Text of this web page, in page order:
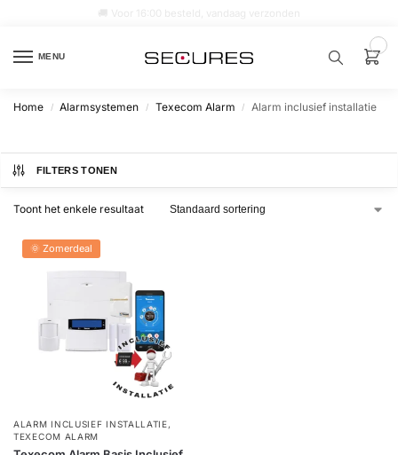
MENU
P
P
Alarm
samenstellen
Home / Alarmsystemen / Texecom Alarm / Alarm inclusief installatie
FILTERS TONEN
Toont het enkele resultaat
🌞 Zomerdeal
ALARM INCLUSIEF INSTALLATIE,
TEXECOM ALARM